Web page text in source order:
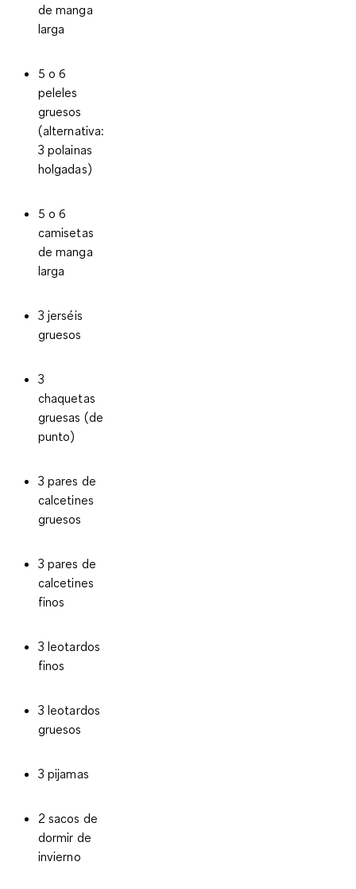
de manga
larga
5 o 6
peleles
gruesos
(alternativa:
3 polainas
holgadas)
5 o 6
camisetas
de manga
larga
3 jerséis
gruesos
3
chaquetas
gruesas (de
punto)
3 pares de
calcetines
gruesos
3 pares de
calcetines
finos
3 leotardos
finos
3 leotardos
gruesos
3 pijamas
2 sacos de
dormir de
invierno